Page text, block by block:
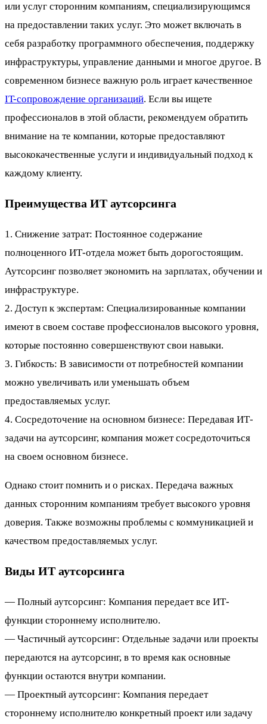
или услуг сторонним компаниям, специализирующимся
на предоставлении таких услуг. Это может включать в
себя разработку программного обеспечения, поддержку
инфраструктуры, управление данными и многое другое. В
современном бизнесе важную роль играет качественное
IT-сопровождение организаций. Если вы ищете
профессионалов в этой области, рекомендуем обратить
внимание на те компании, которые предоставляют
высококачественные услуги и индивидуальный подход к
каждому клиенту.
Преимущества ИТ аутсорсинга
1. Снижение затрат: Постоянное содержание
полноценного ИТ-отдела может быть дорогостоящим.
Аутсорсинг позволяет экономить на зарплатах, обучении и
инфраструктуре.
2. Доступ к экспертам: Специализированные компании
имеют в своем составе профессионалов высокого уровня,
которые постоянно совершенствуют свои навыки.
3. Гибкость: В зависимости от потребностей компании
можно увеличивать или уменьшать объем
предоставляемых услуг.
4. Сосредоточение на основном бизнесе: Передавая ИТ-
задачи на аутсорсинг, компания может сосредоточиться
на своем основном бизнесе.
Однако стоит помнить и о рисках. Передача важных
данных сторонним компаниям требует высокого уровня
доверия. Также возможны проблемы с коммуникацией и
качеством предоставляемых услуг.
Виды ИТ аутсорсинга
— Полный аутсорсинг: Компания передает все ИТ-
функции стороннему исполнителю.
— Частичный аутсорсинг: Отдельные задачи или проекты
передаются на аутсорсинг, в то время как основные
функции остаются внутри компании.
— Проектный аутсорсинг: Компания передает
стороннему исполнителю конкретный проект или задачу